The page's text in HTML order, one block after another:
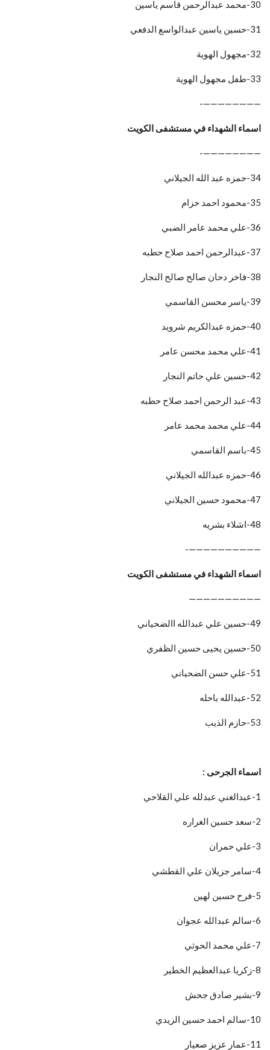
30-محمد عبدالرحمن قاسم ياسين
31-حسين ياسين عبدالواسع الدفعي
32-مجهول الهوية
33-طفل مجهول الهوية
————————-
اسماء الشهداء في مستشفى الكويت
————————-
34-حمزه عبد الله الجيلاني
35-محمود احمد حزام
36-علي محمد عامر الضبي
37-عبدالرحمن احمد صلاح حطبه
38-فاخر دحان صالح صالح النجار
39-ياسر محسن القاسمي
40-حمزه عبدالكريم شرويد
41-علي محمد محسن عامر
42-حسين علي حاتم النجار
43-عبد الرحمن احمد صلاح حطبه
44-علي محمد محمد عامر
45-باسم القاسمي
46-حمزه عبدالله الجيلاني
47-محمود حسين الجيلاني
48-اشلاء بشريه
——————————-
اسماء الشهداء في مستشفى الكويت
——————————
49-حسين علي عبدالله االضحياني
50-حسين يحيى حسين الظفري
51-علي حسن الضحياني
52-عبدالله باحله
53-حازم الذيب
اسماء الجرحى :
1-عبدالغني عبدلله علي القلاحي
2-سعد حسين الغراره
3-علي حمران
4-سامر جزيلان علي القطشي
5-فرح حسين لهين
6-سالم عبدالله عجوان
7-علي محمد الحوثي
8-زكريا عبدالعظيم الخطير
9-بشير صادق جحش
10-سالم احمد حسين الزيدي
11-عمار عزيز صعيار